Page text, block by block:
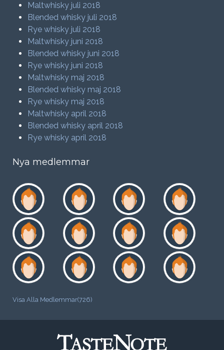
Maltwhisky juli 2018
Blended whisky juli 2018
Rye whisky juli 2018
Maltwhisky juni 2018
Blended whisky juni 2018
Rye whisky juni 2018
Maltwhisky maj 2018
Blended whisky maj 2018
Rye whisky maj 2018
Maltwhisky april 2018
Blended whisky april 2018
Rye whisky april 2018
Nya medlemmar
Visa Alla Medlemmar(726)